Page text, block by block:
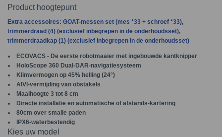
Product hoogtepunt
Extra accessoires: GOAT-messen set (mes *33 + schroef *33),
trimmerdraad (4) (exclusief inbegrepen in de onderhoudsset),
trimmerdraadkap (1) (exclusief inbegrepen in de onderhoudsset)
ECOVACS - De eerste robotmaaier met ingebouwde kantknipper
HoloScope 360 Dual-DAR-navigatiesysteem
Klimvermogen op 45% helling (24°)
AIVI-vermijding van obstakels
Maaihoogte 3 tot 8 cm
Directe installatie en automatische of afstands-kartering
80cm over smalle paden
IPX6-waterbestendig
Kies uw model